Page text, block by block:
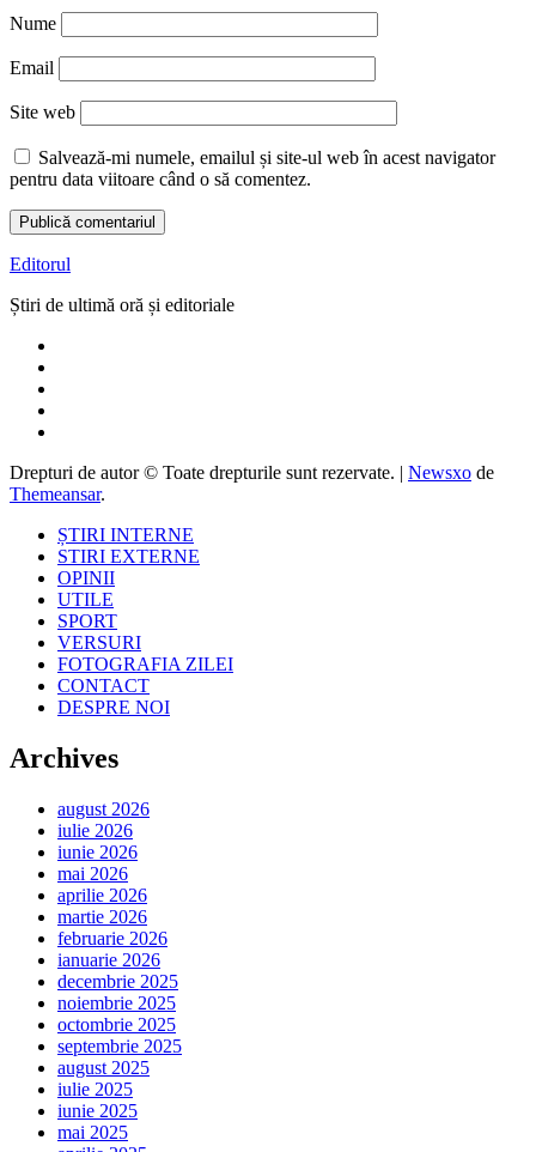
Nume
Email
Site web
Salvează-mi numele, emailul și site-ul web în acest navigator
pentru data viitoare când o să comentez.
Editorul
Știri de ultimă oră și editoriale
Drepturi de autor © Toate drepturile sunt rezervate. | Newsxo de
Themeansar.
ȘTIRI INTERNE
STIRI EXTERNE
OPINII
UTILE
SPORT
VERSURI
FOTOGRAFIA ZILEI
CONTACT
DESPRE NOI
Archives
august 2026
iulie 2026
iunie 2026
mai 2026
aprilie 2026
martie 2026
februarie 2026
ianuarie 2026
decembrie 2025
noiembrie 2025
octombrie 2025
septembrie 2025
august 2025
iulie 2025
iunie 2025
mai 2025